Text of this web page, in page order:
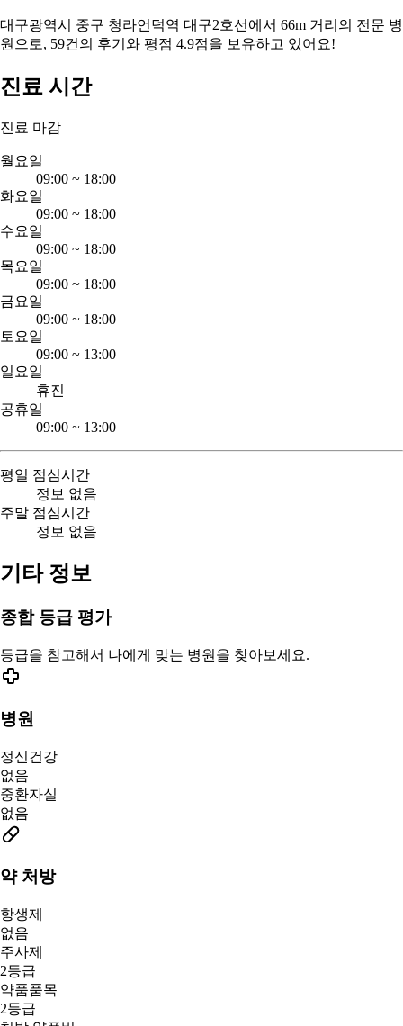
대구광역시 중구 청라언덕역 대구2호선에서 66m 거리의 전문 병
원으로, 59건의 후기와 평점 4.9점을 보유하고 있어요!
진료 시간
진료 마감
월요일
09:00 ~ 18:00
화요일
09:00 ~ 18:00
수요일
09:00 ~ 18:00
목요일
09:00 ~ 18:00
금요일
09:00 ~ 18:00
토요일
09:00 ~ 13:00
일요일
휴진
공휴일
09:00 ~ 13:00
평일 점심시간
정보 없음
주말 점심시간
정보 없음
기타 정보
종합 등급 평가
등급을 참고해서 나에게 맞는 병원을 찾아보세요.
병원
정신건강
없음
중환자실
없음
약 처방
항생제
없음
주사제
2등급
약품품목
2등급